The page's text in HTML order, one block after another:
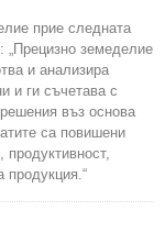
прие следната
„Прецизно земеделие
и анализира
и ги съчетава с
въз основа
са повишени
продуктивност,
продукция.“